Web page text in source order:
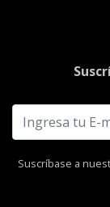
Suscríbase a